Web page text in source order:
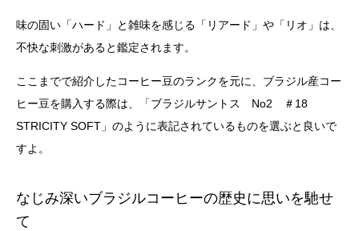
味の固い「ハード」と雑味を感じる「リアード」や「リオ」は、
不快な刺激があると鑑定されます。
ここまでで紹介したコーヒー豆のランクを元に、ブラジル産コー
ヒー豆を購入する際は、「ブラジルサントス No2 ＃18
STRICITY SOFT」のように表記されているものを選ぶと良いで
すよ。
なじみ深いブラジルコーヒーの歴史に思いを馳せ
て